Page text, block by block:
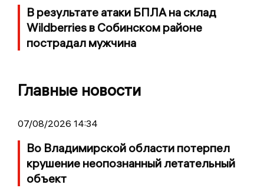
В результате атаки БПЛА на склад
Wildberries в Собинском районе
пострадал мужчина
Главные новости
07/08/2026 14:34
Во Владимирской области потерпел
крушение неопознанный летательный
объект